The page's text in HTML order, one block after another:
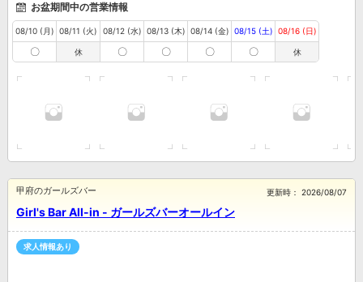
お盆期間中の営業情報
08/10 (月)
〇
08/11 (火)
休
08/12 (水)
〇
08/13 (木)
〇
08/14 (金)
〇
08/15 (土)
〇
08/16 (日)
休
Girl's Bar All-in - ガールズバーオールイン
甲府のガールズバー 更新時： 2026/08/07
求人情報あり